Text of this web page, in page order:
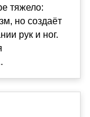
тяжело:
но создаёт
рук и ног.